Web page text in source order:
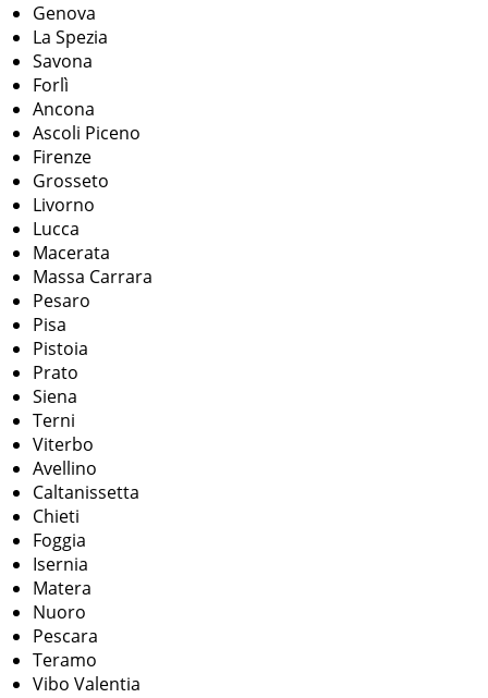
Genova
La Spezia
Savona
Forlì
Ancona
Ascoli Piceno
Firenze
Grosseto
Livorno
Lucca
Macerata
Massa Carrara
Pesaro
Pisa
Pistoia
Prato
Siena
Terni
Viterbo
Avellino
Caltanissetta
Chieti
Foggia
Isernia
Matera
Nuoro
Pescara
Teramo
Vibo Valentia